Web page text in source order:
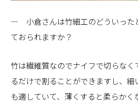
― 小倉さんは竹細工のどういった
ておられますか？
竹は繊維質なのでナイフで切らなく
るだけで割ることができますし、細
も適していて、薄くすると柔らかく